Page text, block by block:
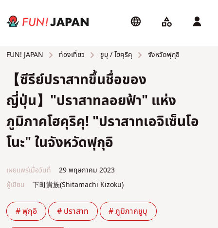
FUN! JAPAN ท่องเที่ยว ชูบุ / โฮคุริคุ จังหวัดฟุกุอิ
【ซีรีย์ปราสาทขึ้นชื่อของ
ญี่ปุ่น】"ปราสาทลอยฟ้า" แห่ง
ภูมิภาคโฮคุริคุ! "ปราสาทเอจิเซ็นโอ
โนะ" ในจังหวัดฟุกุอิ
เผยแพร่เมื่อวันที่
29 พฤษภาคม 2023
ผู้เขียน
下町貴族(Shitamachi Kizoku)
# ฟุกุอิ # ปราสาท # ภูมิภาคชูบุ